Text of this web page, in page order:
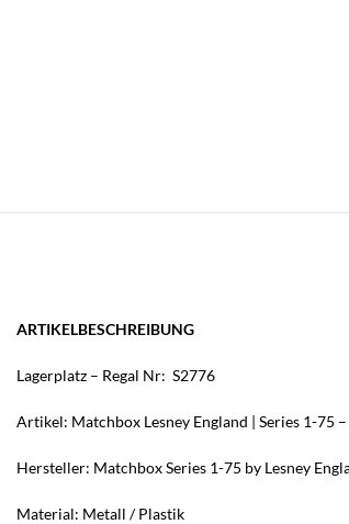
ARTIKELBESCHREIBUNG
Lagerplatz – Regal Nr: S2776
Artikel: Matchbox Lesney England | Series 1-75
Hersteller: Matchbox Series 1-75 by Lesney
Material: Metall / Plastik